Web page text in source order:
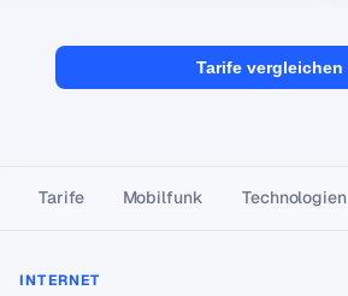
Tarife vergleichen
Tarife Mobilfunk Technologien
INTERNET